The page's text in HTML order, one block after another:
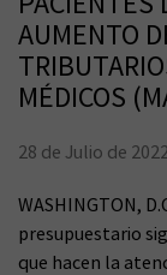
AUMENTO
MÉDICOS
28 de Julio de
WASHINGTON,
presupuestario
que hacen la